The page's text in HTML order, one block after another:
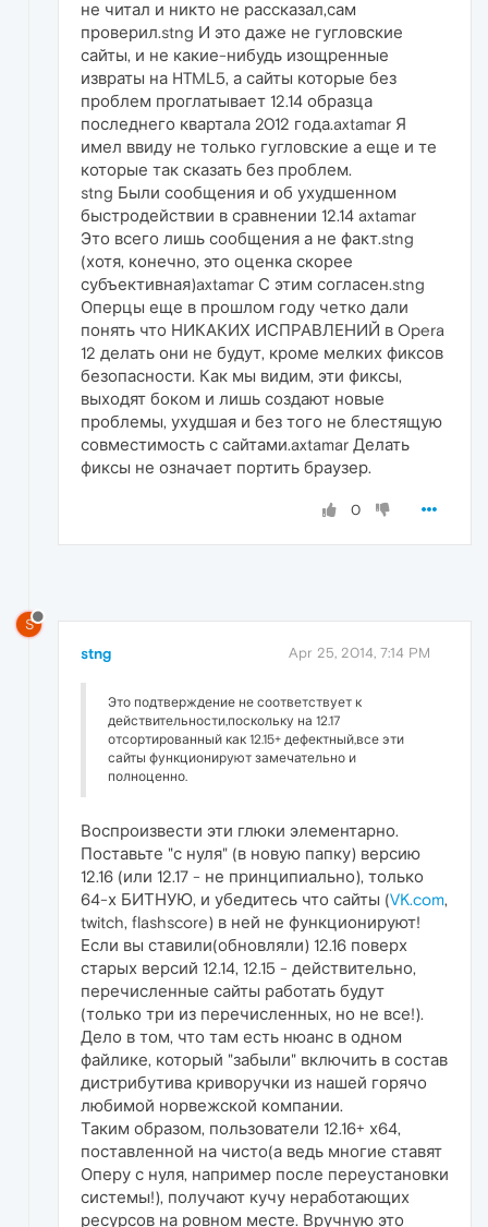
не читал и никто не рассказал,сам
проверил.stng И это даже не гугловские
сайты, и не какие-нибудь изощренные
извраты на HTML5, а сайты которые без
проблем проглатывает 12.14 образца
последнего квартала 2012 года.axtamar Я
имел ввиду не только гугловские а еще и те
которые так сказать без проблем.
stng Были сообщения и об ухудшенном
быстродействии в сравнении 12.14 axtamar
Это всего лишь сообщения а не факт.stng
(хотя, конечно, это оценка скорее
субъективная)axtamar С этим согласен.stng
Оперцы еще в прошлом году четко дали
понять что НИКАКИХ ИСПРАВЛЕНИЙ в Opera
12 делать они не будут, кроме мелких фиксов
безопасности. Как мы видим, эти фиксы,
выходят боком и лишь создают новые
проблемы, ухудшая и без того не блестящую
совместимость с сайтами.axtamar Делать
фиксы не означает портить браузер.
0
S
stng Apr 25, 2014, 7:14 PM
Это подтверждение не соответствует к
действительности,поскольку на 12.17
отсортированный как 12.15+ дефектный,все эти
сайты функционируют замечательно и
полноценно.
Воспроизвести эти глюки элементарно.
Поставьте "с нуля" (в новую папку) версию
12.16 (или 12.17 - не принципиально), только
64-х БИТНУЮ, и убедитесь что сайты (VK.com,
twitch, flashscore) в ней не функционируют!
Если вы ставили(обновляли) 12.16 поверх
старых версий 12.14, 12.15 - действительно,
перечисленные сайты работать будут
(только три из перечисленных, но не все!).
Дело в том, что там есть нюанс в одном
файлике, который "забыли" включить в состав
дистрибутива криворучки из нашей горячо
любимой норвежской компании.
Таким образом, пользователи 12.16+ х64,
поставленной на чисто(а ведь многие ставят
Оперу с нуля, например после переустановки
системы!), получают кучу неработающих
ресурсов на ровном месте. Вручную это